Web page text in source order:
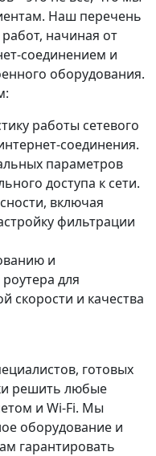
Наш перечень
начиная от
соединением и
оборудования.
работы сетевого
соединения.
параметров
доступа к сети.
включая
фильтрации
и
для
скорости и качества
готовых
решить любые
и Wi-Fi. Мы
оборудование и
гарантировать